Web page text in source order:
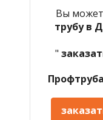
Вы
трубу в
"